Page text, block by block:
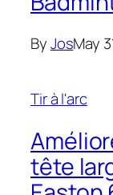
ByJosMay
Tir à l'arc
tête